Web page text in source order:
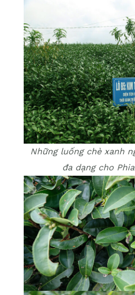
Những luống chè xanh
đa dạng cho